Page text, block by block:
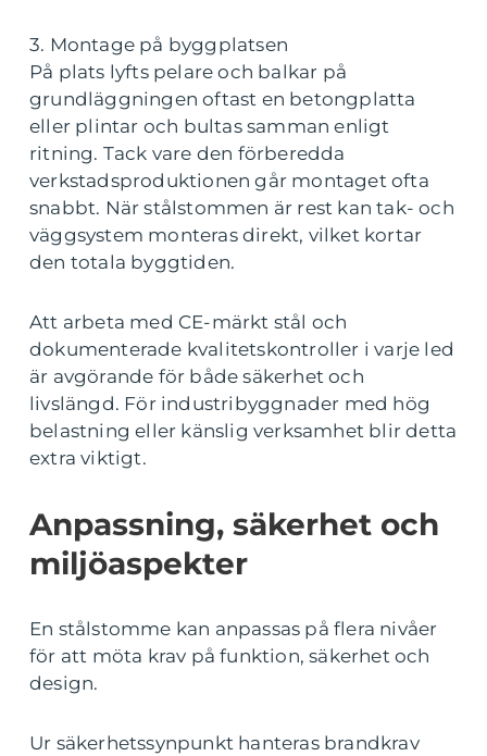
3. Montage på byggplatsen
På plats lyfts pelare och balkar på
grundläggningen oftast en betongplatta
eller plintar och bultas samman enligt
ritning. Tack vare den förberedda
verkstadsproduktionen går montaget ofta
snabbt. När stålstommen är rest kan tak- och
väggsystem monteras direkt, vilket kortar
den totala byggtiden.
Att arbeta med CE-märkt stål och
dokumenterade kvalitetskontroller i varje led
är avgörande för både säkerhet och
livslängd. För industribyggnader med hög
belastning eller känslig verksamhet blir detta
extra viktigt.
Anpassning, säkerhet och
miljöaspekter
En stålstomme kan anpassas på flera nivåer
för att möta krav på funktion, säkerhet och
design.
Ur säkerhetssynpunkt hanteras brandkrav